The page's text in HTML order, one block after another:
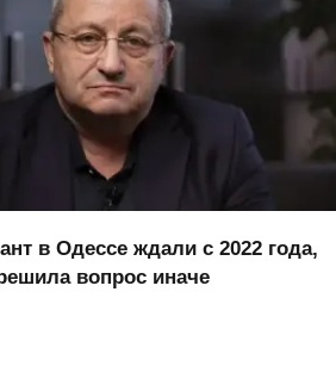
в Одессе ждали с 2022 года,
вопрос иначе